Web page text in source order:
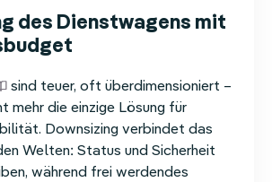
des Dienstwagens mit
sind teuer, oft überdimensioniert –
mehr die einzige Lösung für
Downsizing verbindet das
Welten: Status und Sicherheit
während frei werdendes